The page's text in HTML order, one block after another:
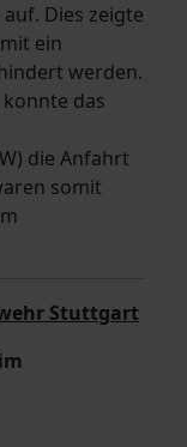
Dies zeigte
ein
werden.
das
die Anfahrt
somit
Stuttgart